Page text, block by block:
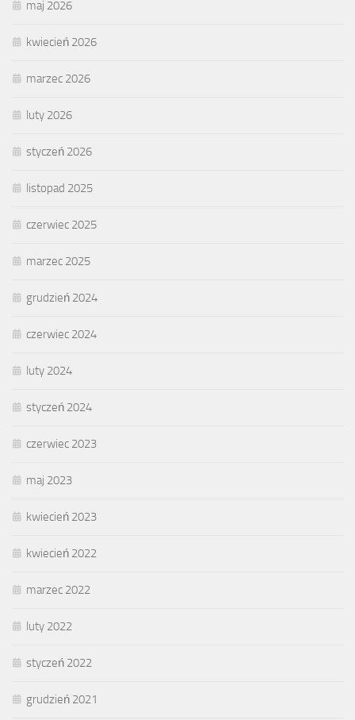
maj 2026
kwiecień 2026
marzec 2026
luty 2026
styczeń 2026
listopad 2025
czerwiec 2025
marzec 2025
grudzień 2024
czerwiec 2024
luty 2024
styczeń 2024
czerwiec 2023
maj 2023
kwiecień 2023
kwiecień 2022
marzec 2022
luty 2022
styczeń 2022
grudzień 2021